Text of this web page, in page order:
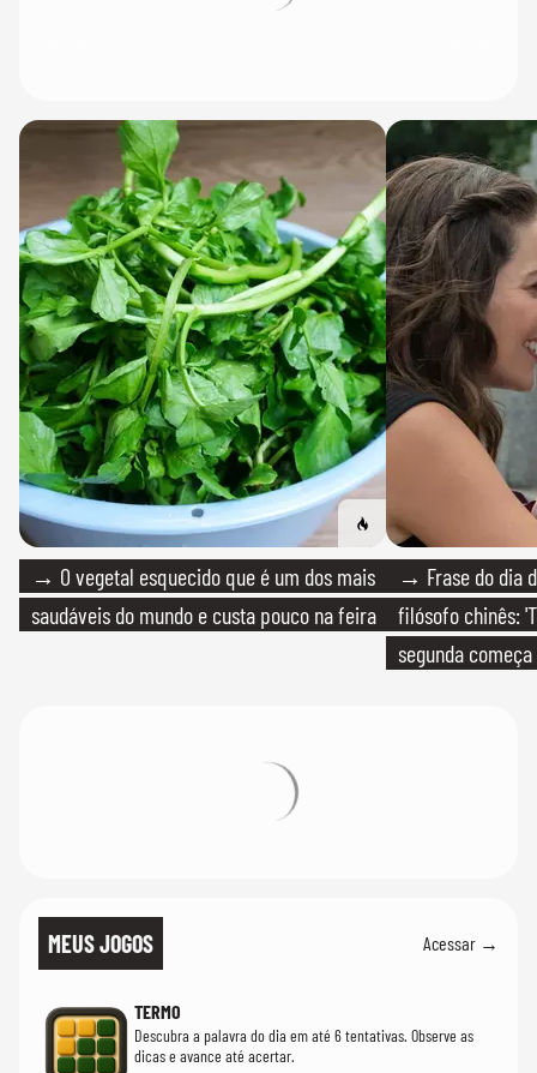
→ O vegetal esquecido que é um dos mais
saudáveis do mundo e custa pouco na feira
→ Frase do dia
filósofo chinês:
segunda
MEUS JOGOS Acessar →
TERMO
Descubra a palavra do dia em até 6 tentativas. Observe as
dicas e avance até acertar.